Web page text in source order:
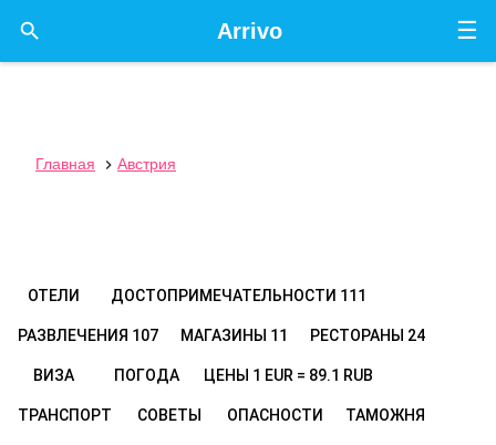
☰
Arrivo

Главная  Австрия
ОТЕЛИ ДОСТОПРИМЕЧАТЕЛЬНОСТИ 111
РАЗВЛЕЧЕНИЯ 107 МАГАЗИНЫ 11 РЕСТОРАНЫ 24
ВИЗА ПОГОДА ЦЕНЫ 1 EUR = 89.1 RUB
ТРАНСПОРТ СОВЕТЫ ОПАСНОСТИ ТАМОЖНЯ